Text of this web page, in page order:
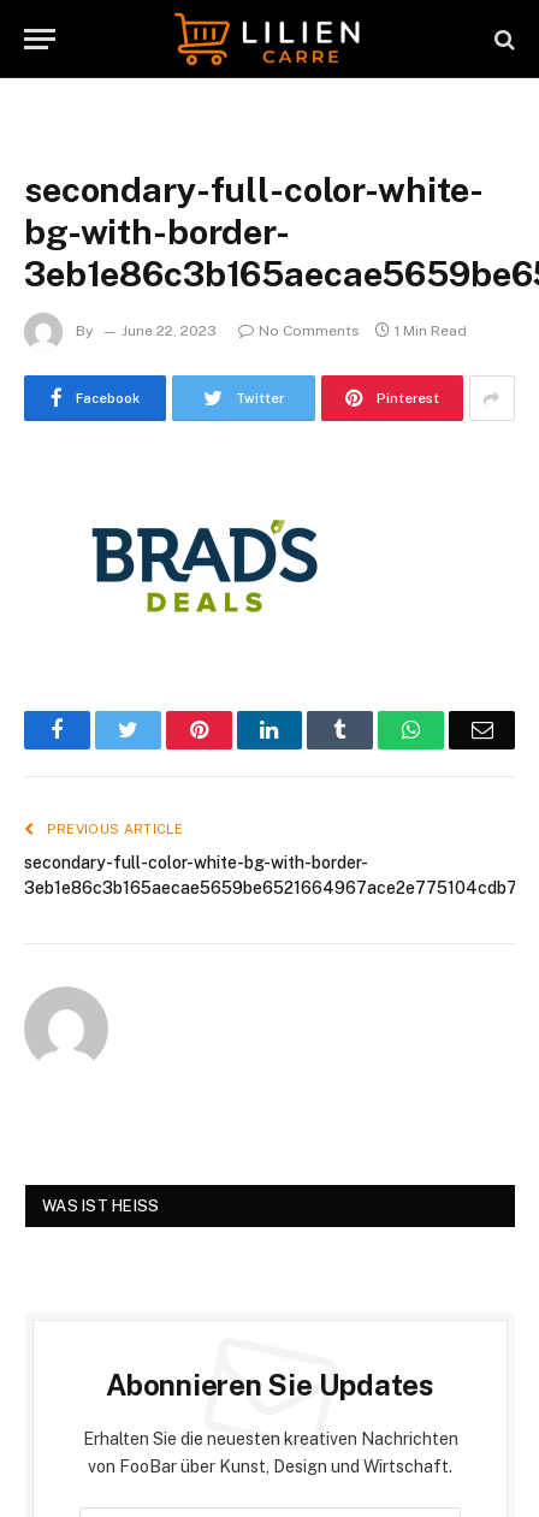
secondary-full-color-white-
bg-with-border-
By June 22, 2023 No Comments 1 Min Read
Facebook Twitter Pinterest
FacebookTwitter PinterestLinkedIn Tumblr WhatsApp
PREVIOUS ARTICLE
secondary-full-color-white-bg-with-border-
WAS IST HEISS
Abonnieren Sie Updates
Erhalten Sie die neuesten kreativen Nachrichten
von FooBar über Kunst, Design und Wirtschaft.